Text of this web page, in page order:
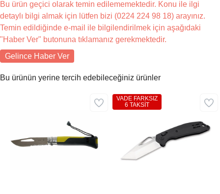
Bu ürün geçici olarak temin edilememektedir. Konu ile ilgi
detaylı bilgi almak için lütfen bizi (0224 224 98 18) arayınız.
Temin edildiğinde e-mail ile bilgilendirilmek için aşağıdaki
"Haber Ver" butonuna tıklamanız gerekmektedir.
Gelince Haber Ver
Bu ürünün yerine tercih edebileceğiniz ürünler
VADE FARKSIZ
6 TAKSİT